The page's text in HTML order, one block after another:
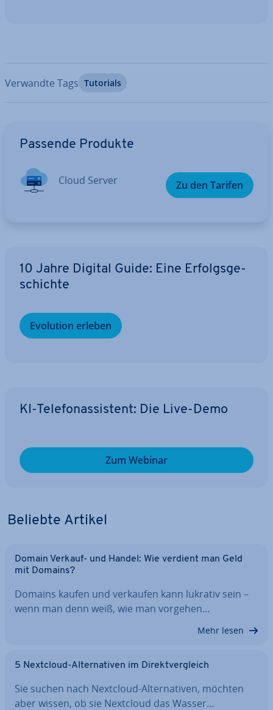
Verwandte Tags Tutorials
Passende Produkte
Cloud Server Zu den Tarifen
10 Jahre Digital Guide: Eine Er­folgs­ge­
schich­te
Evolution erleben
KI-Te­le­fon­as­sis­tent: Die Live-Demo
Zum Webinar
Beliebte Artikel
Domain Verkauf- und Handel: Wie verdient man Geld
mit Domains?
Domains kaufen und verkaufen kann lukrativ sein –
wenn man denn weiß, wie man vorgehen…
Mehr lesen
5 Nextcloud-Al­ter­na­ti­ven im Di­rekt­ver­gleich
Sie suchen nach Nextcloud-Al­ter­na­ti­ven, möchten
aber wissen, ob sie Nextcloud das Wasser…